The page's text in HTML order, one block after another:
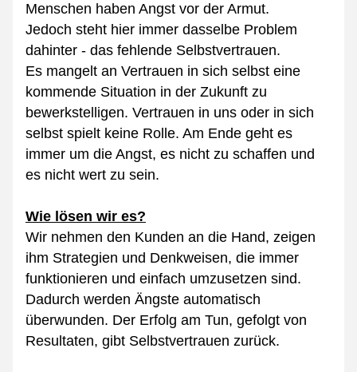
Menschen haben Angst vor der Armut.
Jedoch steht hier immer dasselbe Problem
dahinter - das fehlende Selbstvertrauen.
Es mangelt an Vertrauen in sich selbst eine
kommende Situation in der Zukunft zu
bewerkstelligen. Vertrauen in uns oder in sich
selbst spielt keine Rolle. Am Ende geht es
immer um die Angst, es nicht zu schaffen und
es nicht wert zu sein.
Wie lösen wir es?
Wir nehmen den Kunden an die Hand, zeigen
ihm Strategien und Denkweisen, die immer
funktionieren und einfach umzusetzen sind.
Dadurch werden Ängste automatisch
überwunden. Der Erfolg am Tun, gefolgt von
Resultaten, gibt Selbstvertrauen zurück.